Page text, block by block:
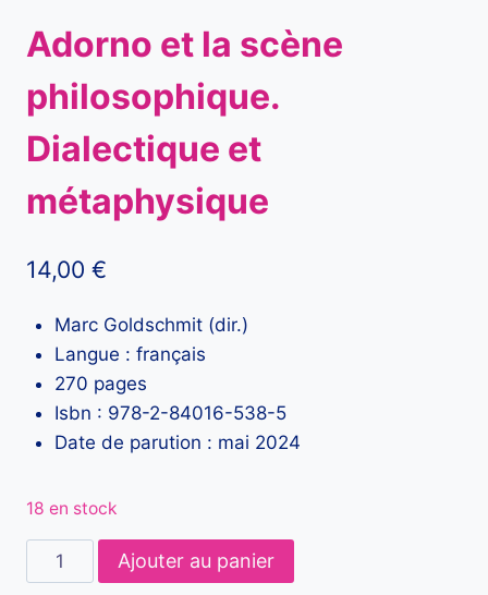
Adorno et la scène
philosophique.
Dialectique et
métaphysique
14,00 €
Marc Goldschmit (dir.)
Langue : français
270 pages
Isbn : 978-2-84016-538-5
Date de parution : mai 2024
18 en stock
quantité
de
Ajouter au panier